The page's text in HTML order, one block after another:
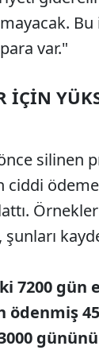
Bu
var."
İÇİN YÜ
silinen
ciddi
şunları
7200 gün
ödenmiş